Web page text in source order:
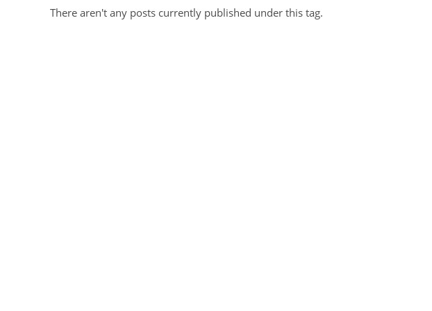
There aren't any posts currently published under this tag.